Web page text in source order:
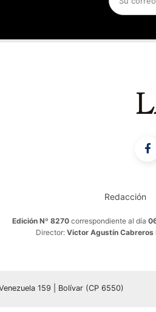
Redacción
Edición Nº 8270 correspondiente al día
Director: Victor Agustín Cabreros
159 | Bolívar (CP 6550)